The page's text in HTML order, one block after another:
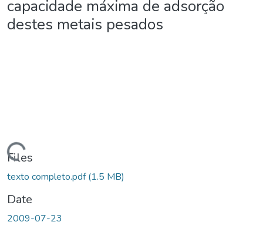
capacidade máxima de adsorção
destes metais pesados
Files
texto completo.pdf(1.5 MB)
Date
2009-07-23